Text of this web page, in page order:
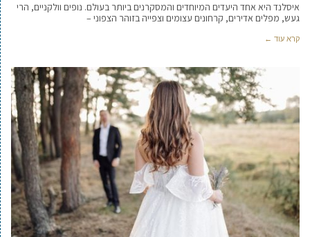
איסלנד היא אחד היעדים המיוחדים והמסקרנים ביותר בעולם. נופים וולקניים, הרי
געש, מפלים אדירים, קרחונים עצומים וצפייה בזוהר הצפוני –
קרא עוד ←